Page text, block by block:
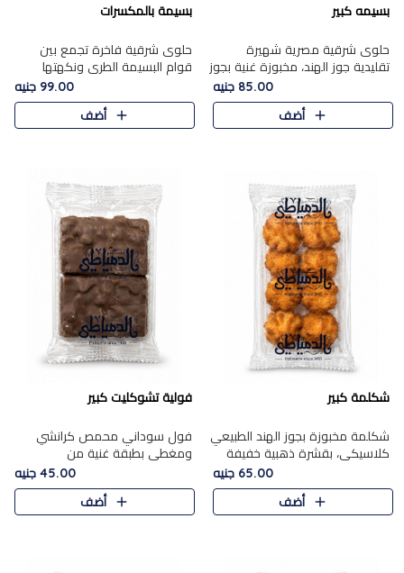
بسيمه كبير
حلوى شرقية مصرية شهيرة
تقليدية جوز الهند، مخبوزة غنية بجوز
الهند، بلمسه ذهبية وتتميز بقوامها
المرمل وطعمها اللذيذ الذي يشبه
البسبوسة. تُخبز..
85.00 جنيه
أضف
بسيمة بالمكسرات
حلوى شرقية فاخرة تجمع بين
قوام البسيمة الطري ونكهتها
الغنية، مزينة بتشكيلة مختارة من
اللوز والبندق والمكسرات الفاخرة.
مزيج متوازن من القوام ..
99.00 جنيه
أضف
شكلمة كبير
شكلمة مخبوزة بجوز الهند الطبيعي
كلاسيكي، بقشرة ذهبية خفيفة
وقلب طري رطب يذوب في الفم،
تمنحك المذاق الشرقي الحلو الأصيل
التقليدي في كل لقمة.
65.00 جنيه
أضف
فولية تشوكليت كبير
فول سوداني محمص كرانشي
ومغطى بطبقة غنية من
الشوكولاتة، يجمع بين طعم
القرمشة الأصيلة الكلاسكيكية
التقليدية للفول السوداني وحلاوة
45.00 جنيه
أضف